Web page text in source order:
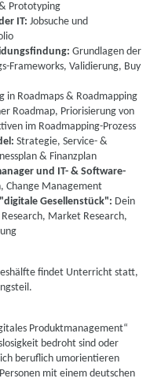
Prototyping
IT: Jobsuche und
Grundlagen der
Frameworks, Validierung, Buy
in Roadmaps & Roadmapping
Roadmap, Priorisierung von
im Roadmapping-Prozess
Strategie, Service- &
& Finanzplan
und IT- & Software-
Change Management
Gesellenstück": Dein
Market Research,
findet Unterricht statt,
Produktmanagement“
bedroht sind oder
beruflich umorientieren
mit einem deutschen